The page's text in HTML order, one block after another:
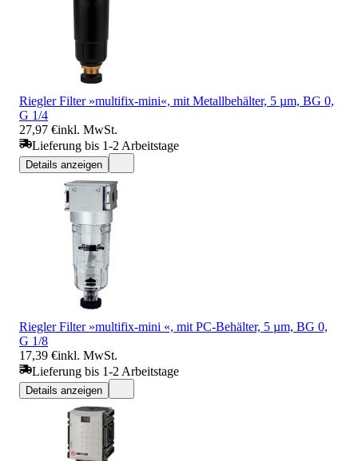
Riegler Filter »multifix-mini«, mit Metallbehälter, 5 µm, BG 0,
G 1/4
27,97 €inkl. MwSt.
Lieferung bis 1-2 Arbeitstage
Details anzeigen
Riegler Filter »multifix-mini «, mit PC-Behälter, 5 µm, BG 0,
G 1/8
17,39 €inkl. MwSt.
Lieferung bis 1-2 Arbeitstage
Details anzeigen